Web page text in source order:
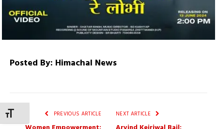
TOGGLE FONT SIZE
Posted By: Himachal News
PREVIOUS ARTICLE NEXT ARTICLE